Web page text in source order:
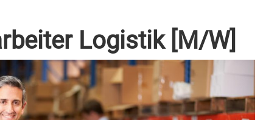
Logistik [M/W]